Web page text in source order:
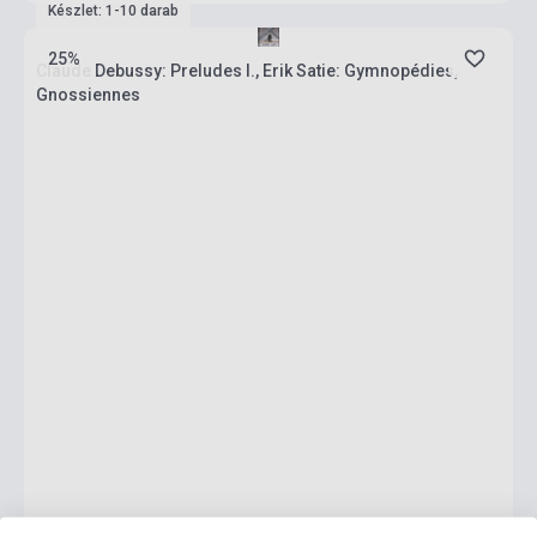
25%
Készlet: 1-10 darab
Claude Debussy: Preludes I., Erik Satie: Gymnopédies,
Gnossiennes